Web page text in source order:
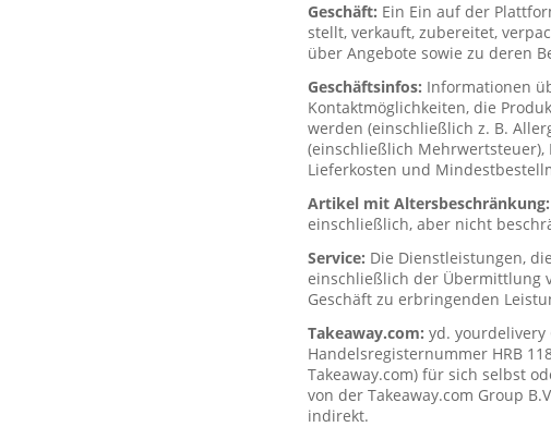
Geschäft: Ein Ein auf der
stellt, verkauft, zubereitet,
über Angebote sowie zu deren
Geschäftsinfos: Informationen
Kontaktmöglichkeiten, die
werden (einschließlich z. B.
(einschließlich Mehrwertsteuer),
Lieferkosten und
Artikel mit Altersbeschränkung:
einschließlich, aber nicht
Service: Die Dienstleistungen,
einschließlich der Übermittlung
Geschäft zu erbringenden
Takeaway.com: yd. yourdelivery
Handelsregisternummer HRB
Takeaway.com) für sich selbst
von der Takeaway.com Group
indirekt.